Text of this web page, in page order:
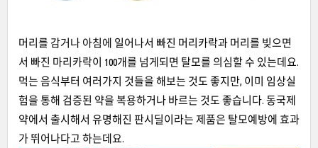
머리를 감거나 아침에 일어나서 빠진 머리카락과 머리를 빚으면
서 빠진 마리카락이 100개를 넘게되면 탈모를 의심할 수 있는데요.
먹는 음식부터 여러가지 것들을 해보는 것도 좋지만, 이미 임상실
험을 통해 검증된 약을 복용하거나 바르는 것도 좋습니다. 동국제
약에서 출시해서 유명해진 판시딜이라는 제품은 탈모예방에 효과
가 뛰어나다고 하는데요.